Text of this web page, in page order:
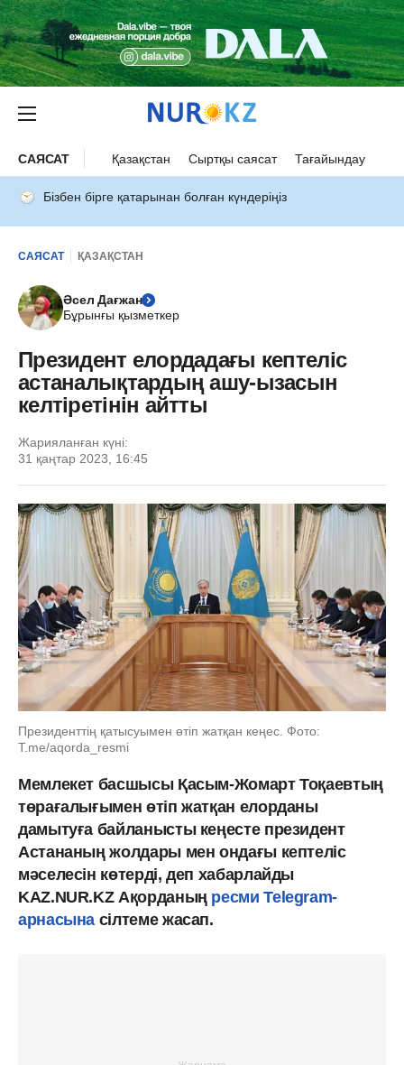
САЯСАТ Қазақстан Сыртқы саясат Тағайындау
Бізбен бірге қатарынан болған күндеріңіз
САЯСАТ ҚАЗАҚСТАН
Әсел Дағжан
Бұрынғы қызметкер
Президент елордадағы кептеліс
астаналықтардың ашу-ызасын
келтіретінін айтты
Жарияланған күні:
31 қаңтар 2023, 16:45
Президенттің қатысуымен өтіп жатқан кеңес. Фото:
Т.me/aqorda_resmi
Мемлекет басшысы Қасым-Жомарт Тоқаевтың
төрағалығымен өтіп жатқан елорданы
дамытуға байланысты кеңесте президент
Астананың жолдары мен ондағы кептеліс
мәселесін көтерді, деп хабарлайды
KAZ.NUR.KZ Ақорданың ресми Telegram-
арнасына сілтеме жасап.